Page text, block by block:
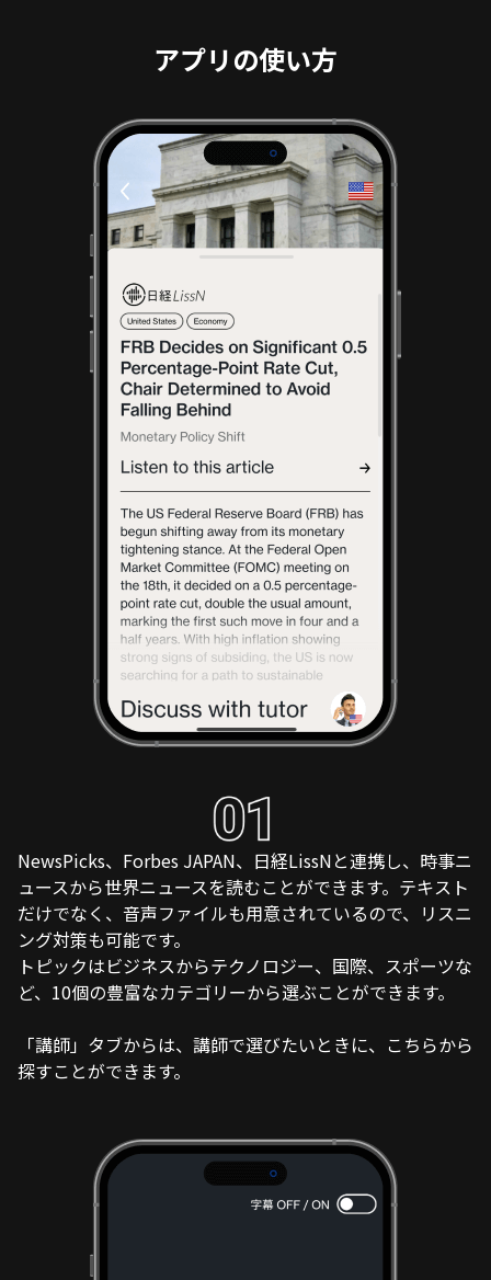
アプリの使い方
NewsPicks、Forbes JAPAN、日経LissNと連携し、時事ニ
ュースから世界ニュースを読むことができます。テキスト
だけでなく、音声ファイルも用意されているので、リスニ
ング対策も可能です。
トピックはビジネスからテクノロジー、国際、スポーツな
ど、10個の豊富なカテゴリーから選ぶことができます。
「講師」タブからは、講師で選びたいときに、こちらから
探すことができます。